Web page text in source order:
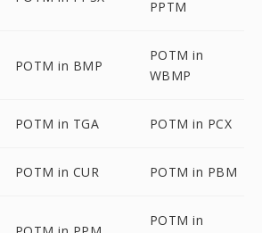
PPTM
POTM in BMP
POTM in
WBMP
POTM in TGA POTM in PCX
POTM in CUR POTM in PBM
POTM in